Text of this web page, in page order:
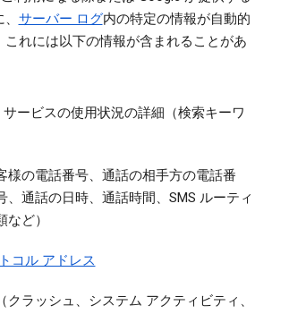
サーバー ログ内の特定の情報が自動的
れには以下の情報が含まれることがあ
ービスの使用状況の詳細（検索キーワ
様の電話番号、通話の相手方の電話番
、通話の日時、通話時間、SMS ルーティ
ど）
コル アドレス
ラッシュ、システム アクティビティ、